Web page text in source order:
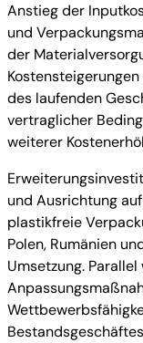
Anstieg der
und
der
des laufenden
vertraglicher
weiterer
und Ausrichtung
plastikfreie
Polen, Rumänien
Umsetzung.